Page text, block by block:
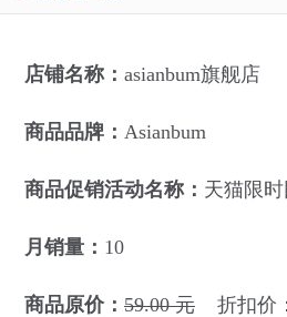
店铺名称： asianbum旗舰店
商品品牌： Asianbum
商品促销活动名称： 天猫限
月销量： 10
商品原价： 59.00 元 折扣价：